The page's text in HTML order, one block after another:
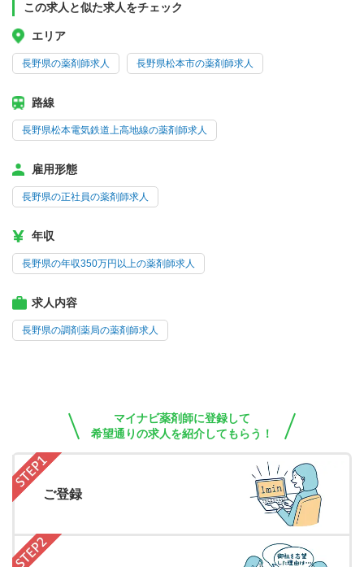
この求人と似た求人をチェック
エリア
長野県の薬剤師求人 長野県松本市の薬剤師求人
路線
長野県松本電気鉄道上高地線の薬剤師求人
雇用形態
長野県の正社員の薬剤師求人
年収
長野県の年収350万円以上の薬剤師求人
求人内容
長野県の調剤薬局の薬剤師求人
マイナビ薬剤師に登録して
希望通りの求人を紹介してもらう！
ご登録